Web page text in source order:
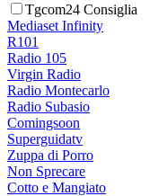
Tgcom24 Consiglia
Mediaset Infinity
R101
Radio 105
Virgin Radio
Radio Montecarlo
Radio Subasio
Comingsoon
Superguidatv
Zuppa di Porro
Non Sprecare
Cotto e Mangiato